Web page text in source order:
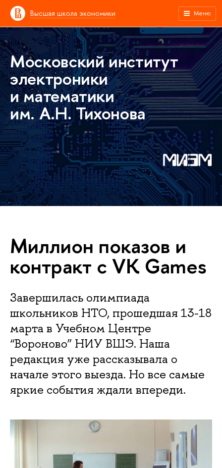
Высшая школа экономики Меню
Московский институт
электроники
и математики
им. А.Н. Тихонова
Миллион показов и
контракт с VK Games
Завершилась олимпиада
школьников НТО, прошедшая 13-18
марта в Учебном Центре
“Вороново” НИУ ВШЭ. Наша
редакция уже рассказывала о
начале этого выезда. Но все самые
яркие события ждали впереди.